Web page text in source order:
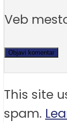
Veb
This site
spam.